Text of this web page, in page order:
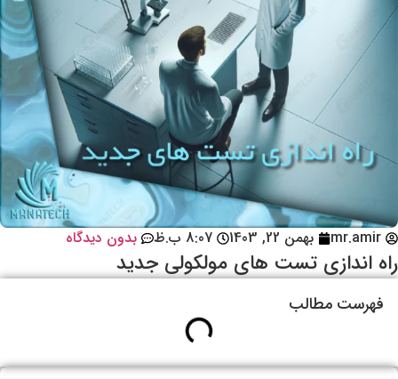
mr.amir بهمن 22, 1403 8:07 ب.ظ بدون دیدگاه
راه اندازی تست های مولکولی جدید
فهرست مطالب